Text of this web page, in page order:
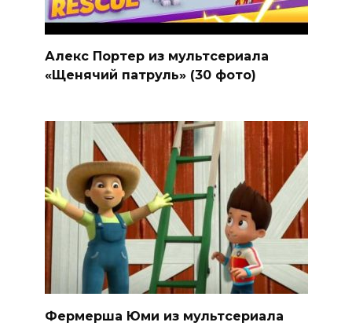
Алекс Портер из мультсериала
«Щенячий патруль» (30 фото)
Фермерша Юми из мультсериала